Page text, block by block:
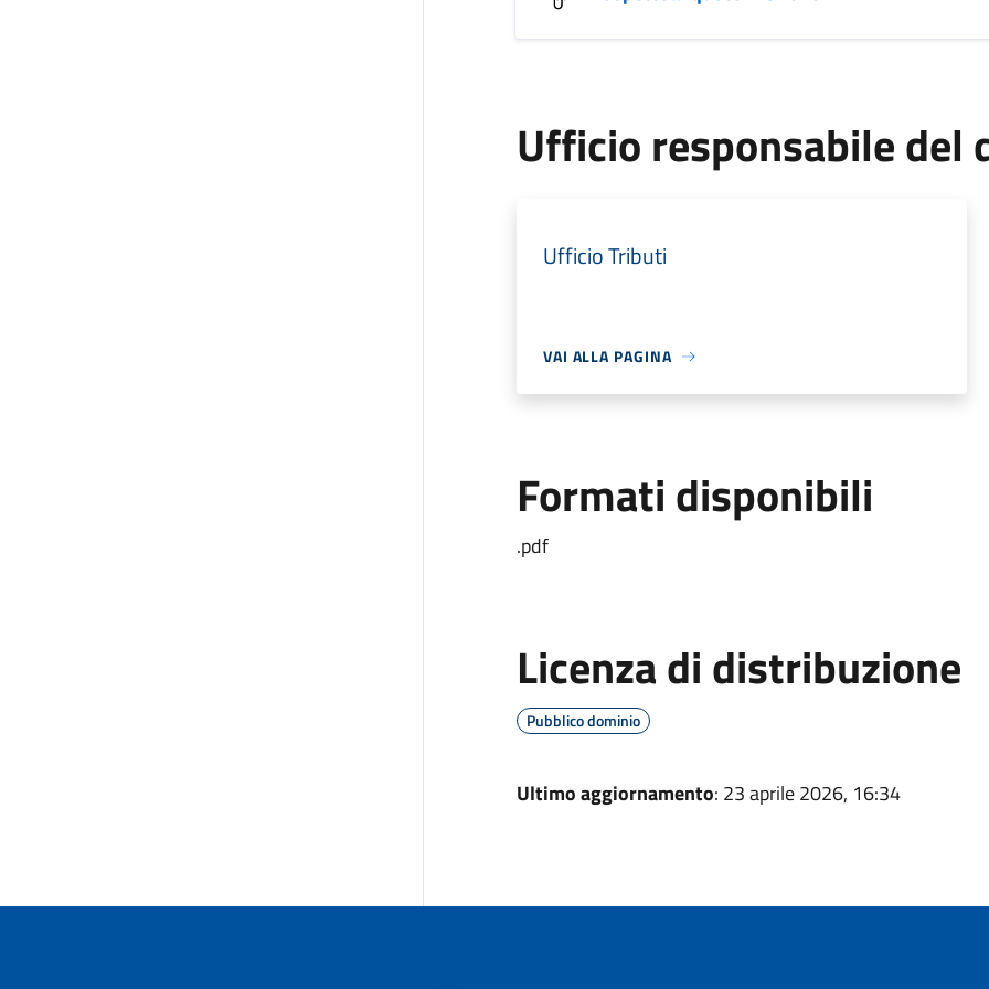
Ufficio responsabile del
Ufficio Tributi
VAI ALLA PAGINA
Formati disponibili
.pdf
Licenza di distribuzione
Pubblico dominio
Ultimo aggiornamento: 23 aprile 2026, 16:34